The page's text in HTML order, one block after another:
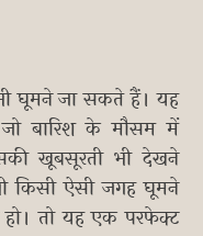
घूमने जा सकते हैं। यह
बारिश के मौसम में
खूबसूरती भी देखने
किसी ऐसी जगह घूमने
हो। तो यह एक परफेक्ट